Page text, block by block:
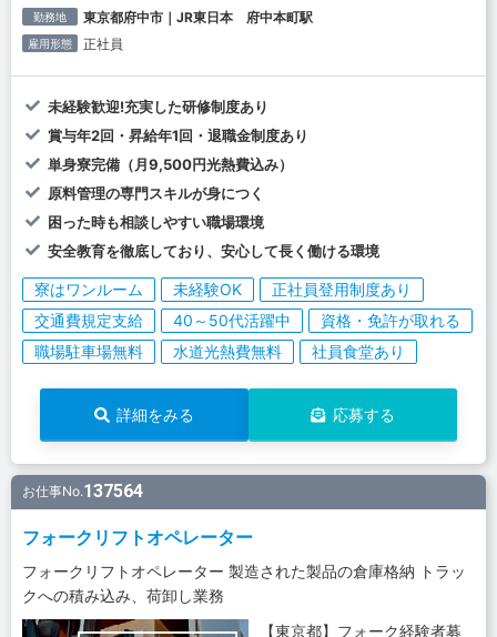
勤務地 東京都府中市｜JR東日本 府中本町駅
雇用形態 正社員
未経験歓迎!充実した研修制度あり
賞与年2回・昇給年1回・退職金制度あり
単身寮完備（月9,500円光熱費込み）
原料管理の専門スキルが身につく
困った時も相談しやすい職場環境
安全教育を徹底しており、安心して長く働ける環境
寮はワンルーム 未経験OK
正社員登用制度あり
交通費規定支給
40～50代活躍中
資格・免許が取れる
職場駐車場無料
水道光熱費無料 社員食堂あり
詳細をみる 応募する
お仕事No.137564
フォークリフトオペレーター
フォークリフトオペレーター 製造された製品の倉庫格納 トラッ
クへの積み込み、荷卸し業務
【東京都】フォーク経験者募